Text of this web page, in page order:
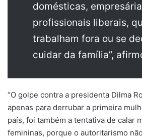
domésticas,
profissionais liberais,
trabalham fora ou se
cuidar da família”,
“O golpe contra a presidenta Dilma
apenas para derrubar a primeira
país, foi também a tentativa de calar
femininas, porque o autoritarismo